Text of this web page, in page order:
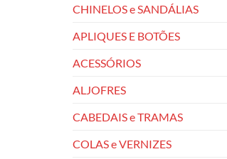
CHINELOS e SANDÁLIAS
APLIQUES E BOTÕES
ACESSÓRIOS
ALJOFRES
CABEDAIS e TRAMAS
COLAS e VERNIZES